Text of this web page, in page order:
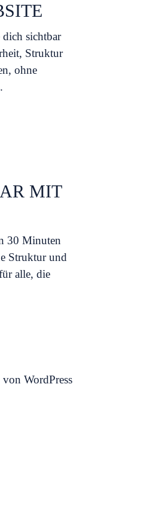
sichtbar
Struktur
ohne
MIT
30 Minuten
Struktur und
alle, die
WordPress